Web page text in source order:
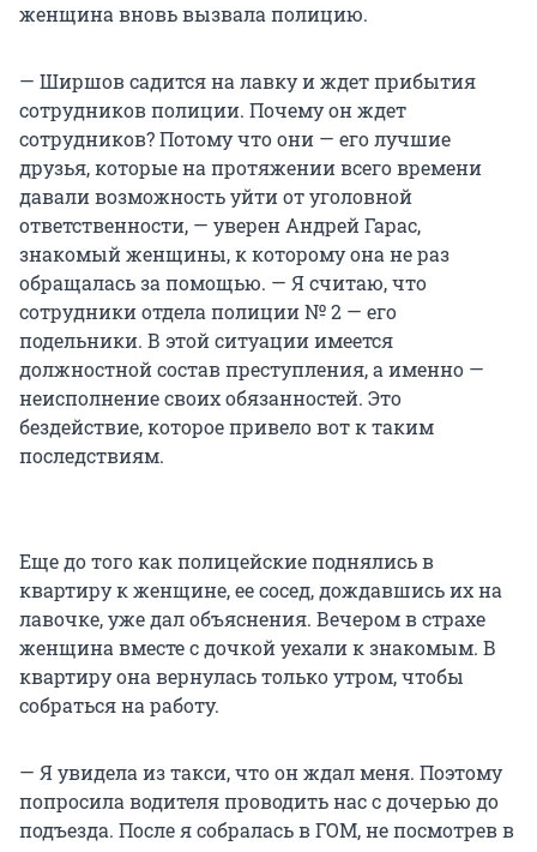
женщина вновь вызвала полицию.
— Ширшов садится на лавку и ждет прибытия
сотрудников полиции. Почему он ждет
сотрудников? Потому что они — его лучшие
друзья, которые на протяжении всего времени
давали возможность уйти от уголовной
ответственности, — уверен Андрей Гарас,
знакомый женщины, к которому она не раз
обращалась за помощью. — Я считаю, что
сотрудники отдела полиции № 2 — его
подельники. В этой ситуации имеется
должностной состав преступления, а именно —
неисполнение своих обязанностей. Это
бездействие, которое привело вот к таким
последствиям.
Еще до того как полицейские поднялись в
квартиру к женщине, ее сосед, дождавшись их на
лавочке, уже дал объяснения. Вечером в страхе
женщина вместе с дочкой уехали к знакомым. В
квартиру она вернулась только утром, чтобы
собраться на работу.
— Я увидела из такси, что он ждал меня. Поэтому
попросила водителя проводить нас с дочерью до
подъезда. После я собралась в ГОМ, не посмотрев в